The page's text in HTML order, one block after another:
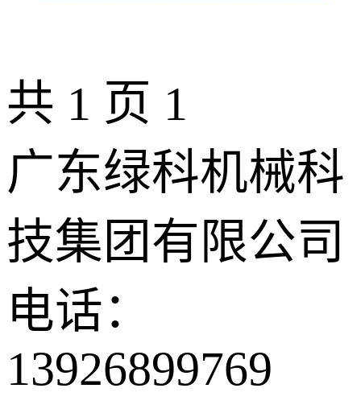
共 1 页 1
广东绿科机械科
技集团有限公司
电话：
13926899769